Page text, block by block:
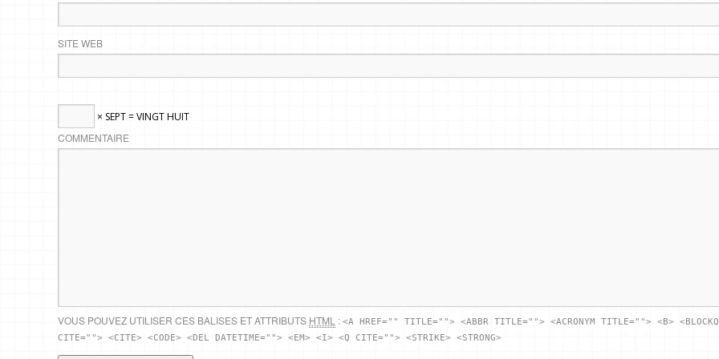
SITE WEB
× SEPT = VINGT HUIT
COMMENTAIRE
VOUS POUVEZ UTILISER CES BALISES ET ATTRIBUTS HTML : <A HREF="" TITLE=""> <ABBR TITLE=""> <ACRONYM TITLE=""> <B>
CITE=""> <CITE> <CODE> <DEL DATETIME=""> <EM> <I> <Q CITE=""> <STRIKE> <STRONG>